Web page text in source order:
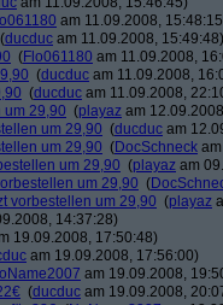
am 11.09.2008,
(ducduc am 11.09.2008, 15:49:48)
(Flo061180 am 11.09.2008,
(ducduc am 11.09.2008,
(ducduc am 11.09.2008,
um 29,90 (playaz am
um 29,90 (ducduc am
um 29,90 (DocSchneck
um 29,90 (playaz am
um 29,90 (
vorbestellen um 29,90 (playaz
14:37:28)
19.09.2008, 17:50:48)
am 19.09.2008, 17:56:00)
am 19.09.2008,
(ducduc am 19.09.2008,